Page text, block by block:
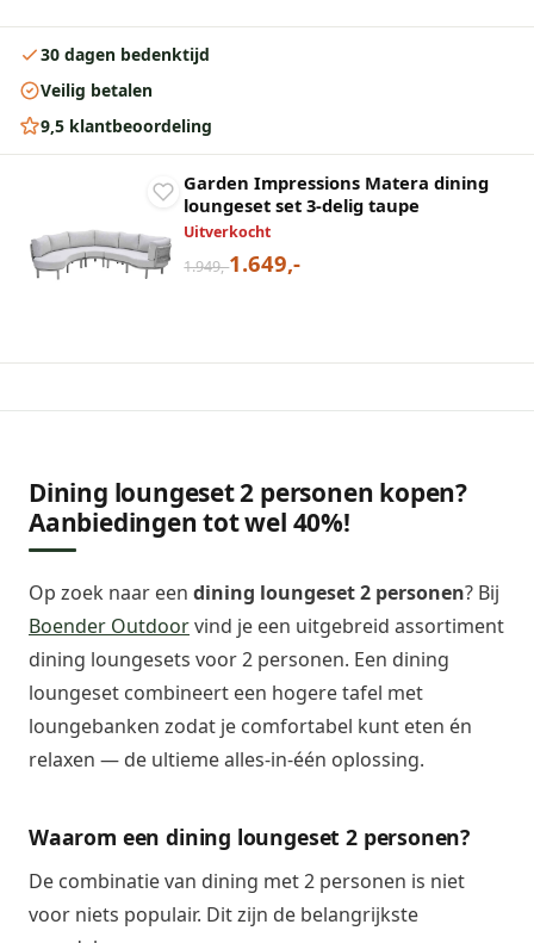
30 dagen bedenktijd
Veilig betalen
9,5 klantbeoordeling
Garden Impressions Matera dining
loungeset set 3-delig taupe
Uitverkocht
1.949,-1.649,-
Dining loungeset 2 personen kopen?
Aanbiedingen tot wel 40%!
Op zoek naar een dining loungeset 2 personen? Bij
Boender Outdoorvind je een uitgebreid assortiment
dining loungesets voor 2 personen. Een dining
loungeset combineert een hogere tafel met
loungebanken zodat je comfortabel kunt eten én
relaxen — de ultieme alles-in-één oplossing.
Waarom een dining loungeset 2 personen?
De combinatie van dining met 2 personen is niet
voor niets populair. Dit zijn de belangrijkste